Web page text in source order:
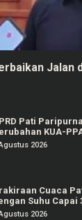
Jalan
Pati
KUA-
2026
Cuaca
Suhu Capai
2026